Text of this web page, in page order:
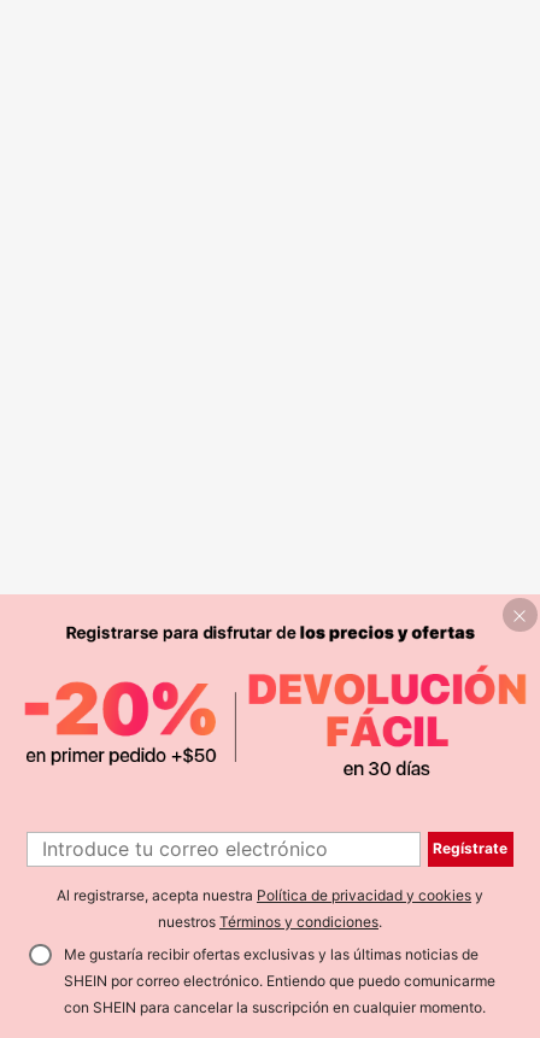
Regístrate
Al registrarse, acepta nuestra Política de privacidad y cookies y
nuestros Términos y condiciones.
Me gustaría recibir ofertas exclusivas y las últimas noticias de
SHEIN por correo electrónico. Entiendo que puedo comunicarme
con SHEIN para cancelar la suscripción en cualquier momento.